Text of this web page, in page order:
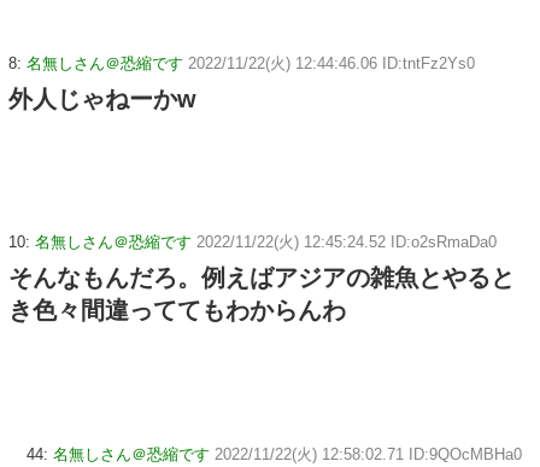
8: 名無しさん＠恐縮です 2022/11/22(火) 12:44:46.06 ID:tntFz2Ys0
外人じゃねーかw
10: 名無しさん＠恐縮です 2022/11/22(火) 12:45:24.52 ID:o2sRmaDa0
そんなもんだろ。例えばアジアの雑魚とやると
き色々間違っててもわからんわ
44: 名無しさん＠恐縮です 2022/11/22(火) 12:58:02.71 ID:9QOcMBHa0